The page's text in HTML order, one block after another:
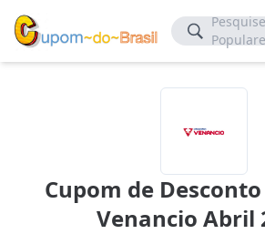
Cupom de
Venancio Abril